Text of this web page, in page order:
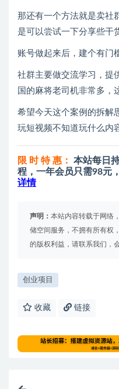
那还有一个方法就是卖社
是可以尝试一下分享些干
账号做起来后，建个有门
社群主要做交流学习，提
国的麻将老司机非常多，
希望今天这个案例的拆解
玩短视频不知道玩什么内
限 时 特 惠：
本站每日
程，一年会员只需98元
详情
声明： 本站内容转载于网络
储空间服务，不拥有所有权
的版权利益，请联系我们，
创业项目
收藏 链接